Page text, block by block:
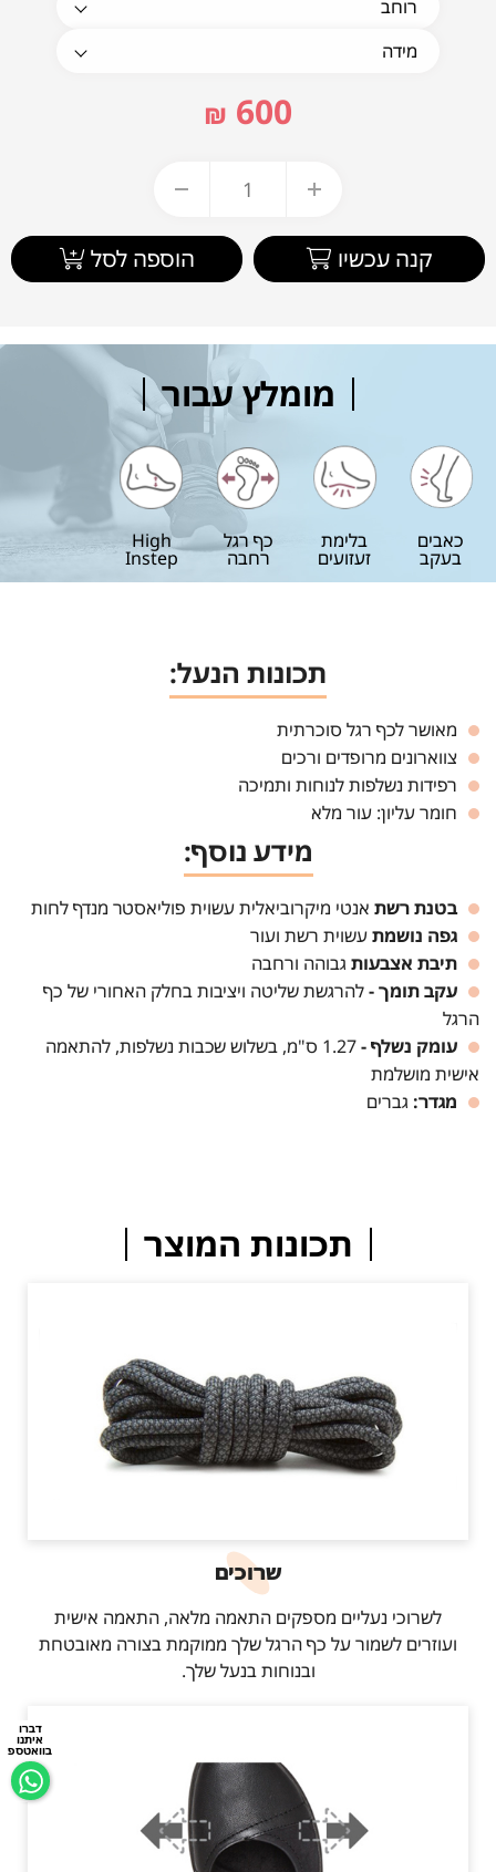
דברו
איתנו
בוואטספ
600
₪
קנה עכשיו הוספה לסל
מומלץ עבור
כאבים
בעקב
בלימת
זעזועים
כף רגל
רחבה
High
Instep
תכונות הנעל:
מאושר לכף רגל סוכרתית
צווארונים מרופדים ורכים
רפידות נשלפות לנוחות ותמיכה
חומר עליון: עור מלא
מידע נוסף:
בטנת רשת אנטי מיקרוביאלית עשוית פוליאסטר מנדף לחות
גפה נושמתעשוית רשת ועור
תיבת אצבעות גבוהה ורחבה
עקב תומך -להרגשת שליטה ויציבות בחלק האחורי של כף
הרגל
עומק נשלף -
1.27 ס"מ, בשלוש שכבות נשלפות, להתאמה
אישית מושלמת
מגדר: גברים
תכונות המוצר
שרוכים
לשרוכי נעליים מספקים התאמה מלאה, התאמה אישית
ועוזרים לשמור על כף הרגל שלך ממוקמת בצורה מאובטחת
ובנוחות בנעל שלך.